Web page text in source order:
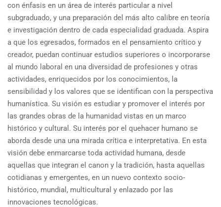
con énfasis en un área de interés particular a nivel
subgraduado, y una preparación del más alto calibre en teoría
e investigación dentro de cada especialidad graduada. Aspira
a que los egresados, formados en el pensamiento crítico y
creador, puedan continuar estudios superiores o incorporarse
al mundo laboral en una diversidad de profesiones y otras
actividades, enriquecidos por los conocimientos, la
sensibilidad y los valores que se identifican con la perspectiva
humanística. Su visión es estudiar y promover el interés por
las grandes obras de la humanidad vistas en un marco
histórico y cultural. Su interés por el quehacer humano se
aborda desde una una mirada crítica e interpretativa. En esta
visión debe enmarcarse toda actividad humana, desde
aquellas que integran el canon y la tradición, hasta aquellas
cotidianas y emergentes, en un nuevo contexto socio-
histórico, mundial, multicultural y enlazado por las
innovaciones tecnológicas.